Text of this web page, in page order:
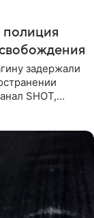
полиция
задержали
SHOT,